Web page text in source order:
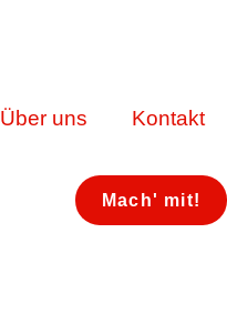
Über uns Kontakt
Mach' mit!